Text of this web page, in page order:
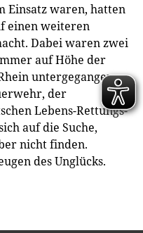
Einsatz waren, hatten
einen weiteren
Dabei waren zwei
auf Höhe der
untergegangen.
der
Lebens-Rettungs-
auf die Suche,
nicht finden.
des Unglücks.